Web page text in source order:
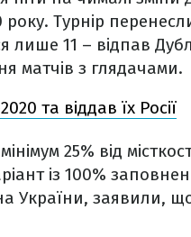
Турнір перенесли
11 – відпав
матчів з глядачами.
та віддав їх Росії
25% від
із 100%
України, заявили,